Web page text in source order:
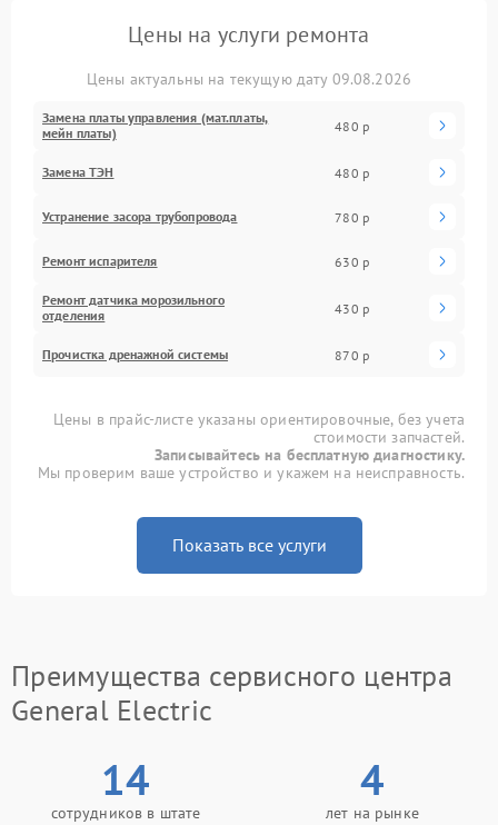
Цены на услуги ремонта
Цены актуальны на текущую дату 09.08.2026
Замена платы управления (мат.платы,
мейн платы)
480 р
Замена ТЭН 480 р
Устранение засора трубопровода 780 р
Ремонт испарителя 630 р
Ремонт датчика морозильного
отделения
430 р
Прочистка дренажной системы 870 р
Цены в прайс-листе указаны ориентировочные, без учета
стоимости запчастей.
Записывайтесь на бесплатную диагностику.
Мы проверим ваше устройство и укажем на неисправность.
Показать все услуги
Преимущества сервисного центра
General Electric
14
сотрудников в штате
4
лет на рынке